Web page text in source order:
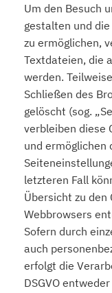
Um den Besuch
gestalten und
zu ermöglichen,
Textdateien, die
werden.
Schließen des
gelöscht (sog.
verbleiben diese
und ermöglichen
letzteren Fall
Übersicht zu den
Webbrowsers
Sofern durch
auch
erfolgt die
DSGVO